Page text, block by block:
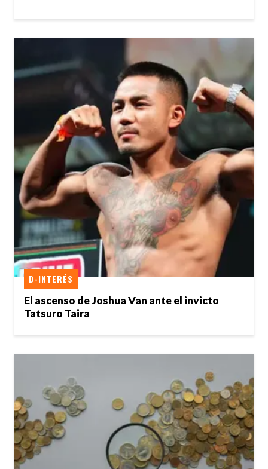
El ascenso de Joshua Van ante el invicto
Tatsuro Taira
D-INTERÉS